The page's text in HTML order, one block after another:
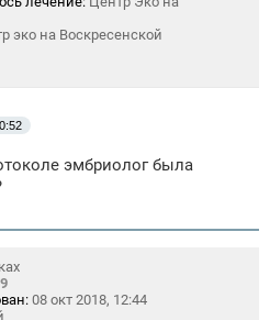
эко на Воскресенской
эмбриолог была
08 окт 2018, 12:44